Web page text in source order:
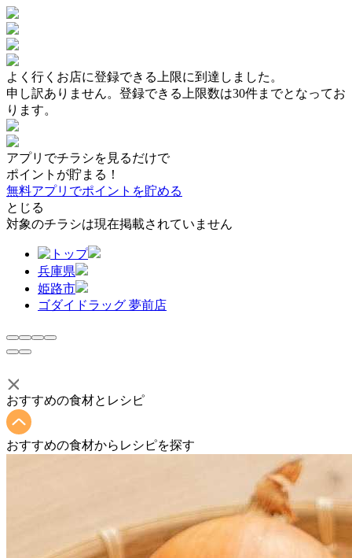
よく行くお店に登録できる上限に到達しました。
申し訳ありません。登録できる上限数は30件までとなってお
ります。
アプリでチラシを見るだけで
ポイントが貯まる！
無料アプリでポイントを貯める
とじる
対象のチラシは現在掲載されていません
兵庫県
姫路市
ゴダイドラッグ 夢前店
おすすめの食材とレシピ
おすすめの食材からレシピを探す